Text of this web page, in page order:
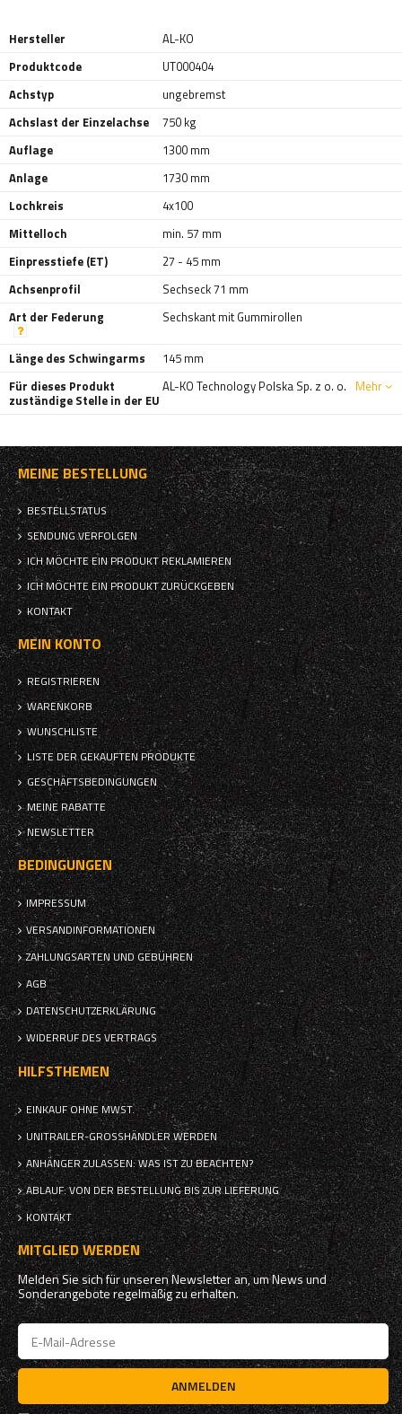
Hersteller
AL-KO
Produktcode
UT000404
Achstyp
ungebremst
Achslast der Einzelachse
750 kg
Auflage
1300 mm
Anlage
1730 mm
Lochkreis
4x100
Mittelloch
min. 57 mm
Einpresstiefe (ET)
27 - 45 mm
Achsenprofil
Sechseck 71 mm
Art der Federung
Sechskant mit Gummirollen
Länge des Schwingarms
145 mm
Für dieses Produkt
zuständige Stelle in der EU
AL-KO Technology Polska Sp. z o. o. Mehr
MEINE BESTELLUNG
BESTELLSTATUS
SENDUNG VERFOLGEN
ICH MÖCHTE EIN PRODUKT REKLAMIEREN
ICH MÖCHTE EIN PRODUKT ZURÜCKGEBEN
KONTAKT
MEIN KONTO
REGISTRIEREN
WARENKORB
WUNSCHLISTE
LISTE DER GEKAUFTEN PRODUKTE
GESCHÄFTSBEDINGUNGEN
MEINE RABATTE
NEWSLETTER
BEDINGUNGEN
IMPRESSUM
VERSANDINFORMATIONEN
ZAHLUNGSARTEN UND GEBÜHREN
AGB
DATENSCHUTZERKLÄRUNG
WIDERRUF DES VERTRAGS
HILFSTHEMEN
EINKAUF OHNE MWST.
UNITRAILER-GROSSHÄNDLER WERDEN
ANHÄNGER ZULASSEN: WAS IST ZU BEACHTEN?
ABLAUF: VON DER BESTELLUNG BIS ZUR LIEFERUNG
KONTAKT
MITGLIED WERDEN
Melden Sie sich für unseren Newsletter an, um News und
Sonderangebote regelmäßig zu erhalten.
ANMELDEN